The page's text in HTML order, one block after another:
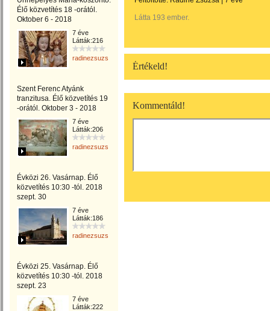
Élő közvetítés 18 -orától.
Oktober 6 - 2018
7 éve
Látták:216
radinezsuzsa
Szent Ferenc Atyánk
tranzitusa. Élő közvetítés 19
-orától. Oktober 3 - 2018
7 éve
Látták:206
radinezsuzsa
Évközi 26. Vasárnap. Élő
közvetítés 10:30 -tól. 2018
szept. 30
7 éve
Látták:186
radinezsuzsa
Évközi 25. Vasárnap. Élő
közvetítés 10:30 -tól. 2018
szept. 23
7 éve
Látták:222
Látta 193 ember.
Értékeld!
Kommentáld!